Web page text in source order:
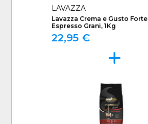
LAVAZZA
Lavazza Crema e Gusto Forte
Espresso Grani, 1Kg
22,95 €